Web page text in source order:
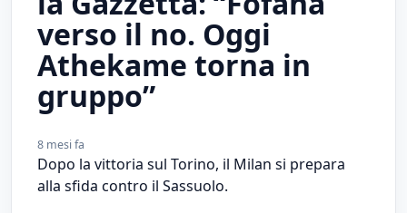
verso il no. Oggi
Athekame torna in
gruppo”
8 mesi fa
Dopo la vittoria sul Torino, il Milan si prepara
alla sfida contro il Sassuolo.